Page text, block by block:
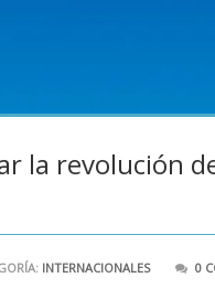
la revolución
INTERNACIONALES 0